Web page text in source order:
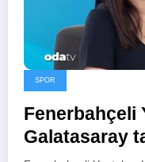
SPOR
Fenerbahçeli
Galatasaray